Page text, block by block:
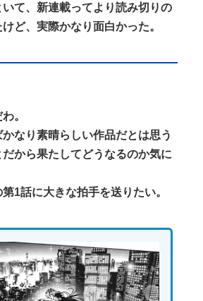
いて、新連載ってより読み切りの
ど、実際かなり面白かった。
。
なり素晴らしい作品だとは思う
から果たしてどうなるのか気に
1話に大きな拍手を送りたい。